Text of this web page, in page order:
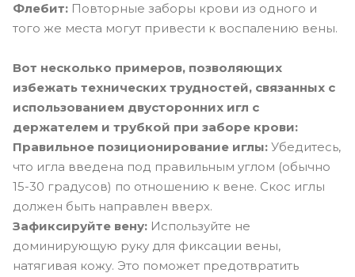
Флебит: Повторные заборы крови из одного и
того же места могут привести к воспалению вены.
Вот несколько примеров, позволяющих
избежать технических трудностей, связанных с
использованием двусторонних игл с
держателем и трубкой при заборе крови:
Правильное позиционирование иглы: Убедитесь,
что игла введена под правильным углом (обычно
15-30 градусов) по отношению к вене. Скос иглы
должен быть направлен вверх.
Зафиксируйте вену: Используйте не
доминирующую руку для фиксации вены,
натягивая кожу. Это поможет предотвратить